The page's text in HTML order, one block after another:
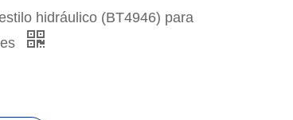
hidráulico (BT4946) para